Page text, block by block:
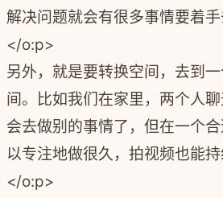
解决问题就会有很多事情要着手
</o:p>
另外，就是要转换空间，去到
间。比如我们在家里，两个人
会去做别的事情了，但在一个
以专注地做很久，拍视频也能持
</o:p>